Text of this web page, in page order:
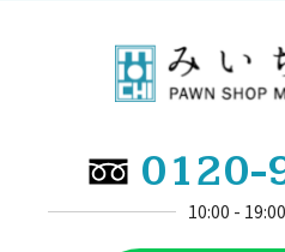
0120-
10:00 -